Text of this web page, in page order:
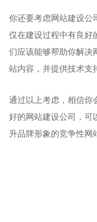
你还要考虑网站建设公
仅在建设过程中有良好
们应该能够帮助你解决
站内容，并提供技术支
通过以上考虑，相信你
好的网站建设公司，可
升品牌形象的竞争性网